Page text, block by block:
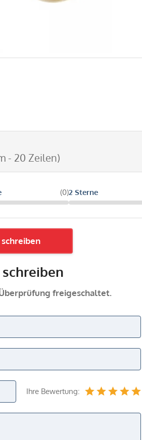
- 20 Zeilen)
(0)2 Sterne
freigeschaltet.
Ihre Bewertung: